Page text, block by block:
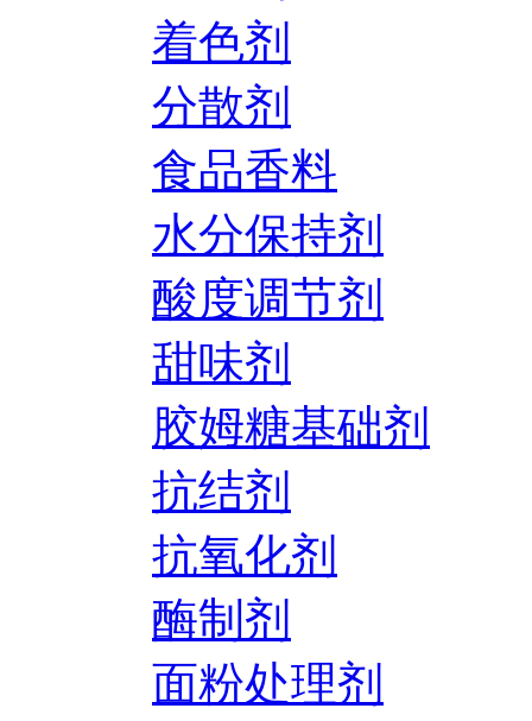
着色剂
分散剂
食品香料
水分保持剂
酸度调节剂
甜味剂
胶姆糖基础剂
抗结剂
抗氧化剂
酶制剂
面粉处理剂